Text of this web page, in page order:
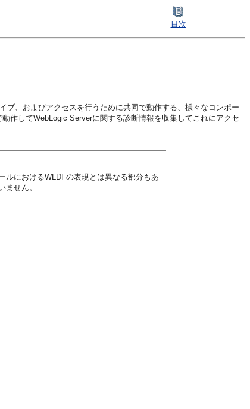
目次
ブ、およびアクセスを行うために共同で動作する、様々なコンポー
作してWebLogic Serverに関する診断情報を収集してこれにアクセ
ルにおけるWLDFの表現とは異なる部分もあ
ません。